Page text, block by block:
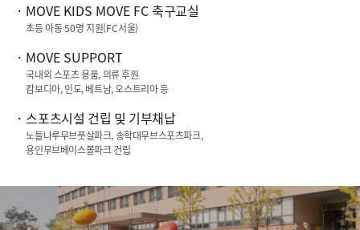
MOVE KIDS MOVE FC축구교실
초등 아동50명 지원(FC서울)
MOVE SUPPORT
국내외 스포츠 용품, 의류 후원
캄보디아, 인도, 베트남, 오스트리아 등
스포츠시설 건립 및 기부채납
노들나루무브풋살파크, 송학대무브스포츠파크,
용인무브베이스볼파크 건립